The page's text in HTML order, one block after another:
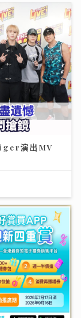
演出MV